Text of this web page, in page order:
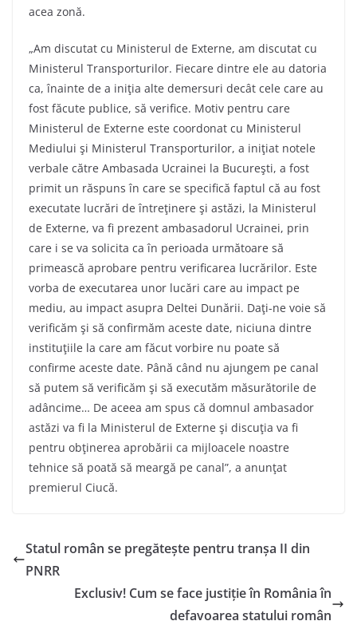
acea zonă.
„Am discutat cu Ministerul de Externe, am discutat cu
Ministerul Transporturilor. Fiecare dintre ele au datoria
ca, înainte de a iniţia alte demersuri decât cele care au
fost făcute publice, să verifice. Motiv pentru care
Ministerul de Externe este coordonat cu Ministerul
Mediului şi Ministerul Transporturilor, a iniţiat notele
verbale către Ambasada Ucrainei la Bucureşti, a fost
primit un răspuns în care se specifică faptul că au fost
executate lucrări de întreţinere şi astăzi, la Ministerul
de Externe, va fi prezent ambasadorul Ucrainei, prin
care i se va solicita ca în perioada următoare să
primească aprobare pentru verificarea lucrărilor. Este
vorba de executarea unor lucări care au impact pe
mediu, au impact asupra Deltei Dunării. Daţi-ne voie să
verificăm şi să confirmăm aceste date, niciuna dintre
instituţiile la care am făcut vorbire nu poate să
confirme aceste date. Până când nu ajungem pe canal
să putem să verificăm şi să executăm măsurătorile de
adâncime… De aceea am spus că domnul ambasador
astăzi va fi la Ministerul de Externe şi discuţia va fi
pentru obţinerea aprobării ca mijloacele noastre
tehnice să poată să meargă pe canal”, a anunţat
premierul Ciucă.
Statul român se pregătește pentru tranșa II din
PNRR
Exclusiv! Cum se face justiție în România în
defavoarea statului român